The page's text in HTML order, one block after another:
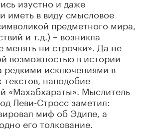
иметь в виду смысловое
предметного мира,
и т.д.) – возникла
менять ни строчки». Да не
возможностью в истории
редкими исключениями в
текстов, наподобие
«Махабхараты». Мыслитель
Леви-Стросс заметил:
миф об Эдипе, а
его толкование.